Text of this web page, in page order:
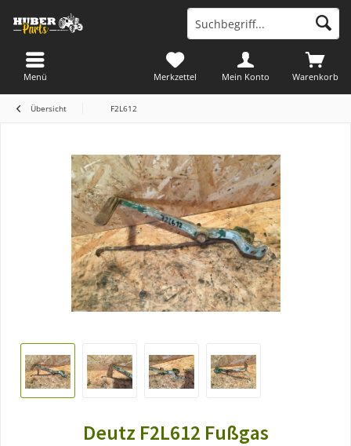
Warenkorb
Merkzettel Mein Konto
Menü
Übersicht F2L612
Deutz F2L612 Fußgas